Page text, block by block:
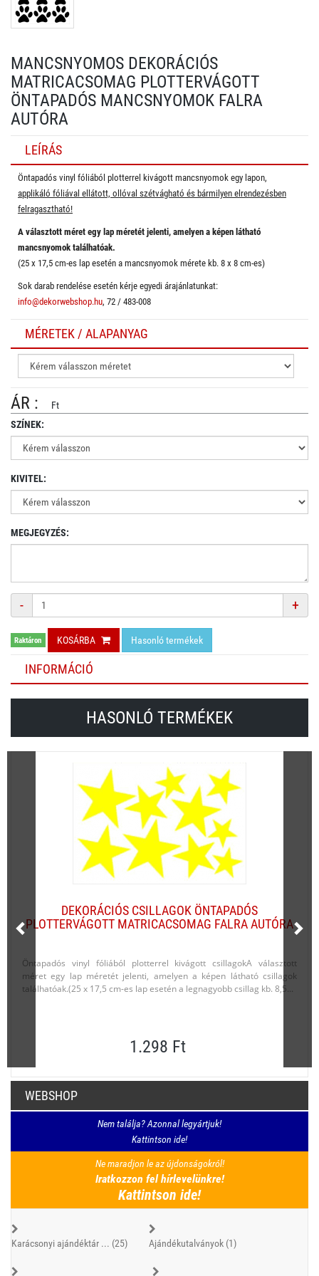
MANCSNYOMOS DEKORÁCIÓS
MATRICACSOMAG PLOTTERVÁGOTT
ÖNTAPADÓS MANCSNYOMOK FALRA
AUTÓRA
LEÍRÁS
Öntapadós vinyl fóliából plotterrel kivágott mancsnyomok egy lapon,
applikáló fóliával ellátott, ollóval szétvágható és bármilyen elrendezésben
felragasztható!
A választott méret egy lap méretét jelenti, amelyen a képen látható
mancsnyomok találhatóak.
(25 x 17,5 cm-es lap esetén a mancsnyomok mérete kb. 8 x 8 cm-es)
Sok darab rendelése esetén kérje egyedi árajánlatunkat:
info@dekorwebshop.hu, 72 / 483-008
MÉRETEK / ALAPANYAG
ÁR :
Ft
SZÍNEK:
KIVITEL:
MEGJEGYZÉS:
Mennyiség
- +
Raktáron KOSÁRBA Hasonló termékek
INFORMÁCIÓ
HASONLÓ TERMÉKEK
DEKORÁCIÓS CSILLAGOK ÖNTAPADÓS
PLOTTERVÁGOTT MATRICACSOMAG FALRA AUTÓRA
Öntapadós vinyl fóliából plotterrel kivágott csillagokA választott
méret egy lap méretét jelenti, amelyen a képen látható csillagok
találhatóak.(25 x 17,5 cm-es lap esetén a legnagyobb csillag kb. 8,5...
1.298 Ft
WEBSHOP
Nem találja? Azonnal legyártjuk!
Kattintson ide!
Ne maradjon le az újdonságokról!
Iratkozzon fel hírlevelünkre!
Kattintson ide!
Karácsonyi ajándéktár ... (25) Ajándékutalványok (1)